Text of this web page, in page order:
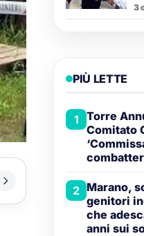
3
PIÙ LETTE
1 Torre
Comitato
2 Marano,
genitori
che
anni sui